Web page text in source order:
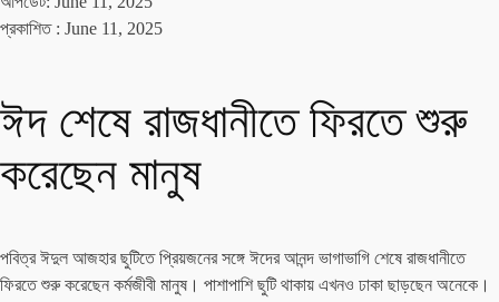
প্রকাশিত : June 11, 2025
ঈদ শেষে রাজধানীতে ফিরতে শুরু
করেছেন মানুষ
পবিত্র ঈদুল আজহার ছুটিতে প্রিয়জনের সঙ্গে ঈদের আনন্দ ভাগাভাগি শেষে রাজধানীতে
ফিরতে শুরু করেছেন কর্মজীবী মানুষ। পাশাপাশি ছুটি থাকায় এখনও ঢাকা ছাড়ছেন অনেকে।